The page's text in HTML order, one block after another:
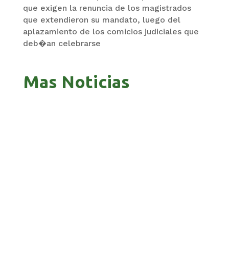
que exigen la renuncia de los magistrados
que extendieron su mandato, luego del
aplazamiento de los comicios judiciales que
deb�an celebrarse
Mas Noticias